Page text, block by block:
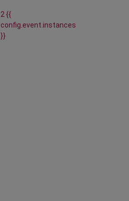
2 {{
config.event.instances
}}